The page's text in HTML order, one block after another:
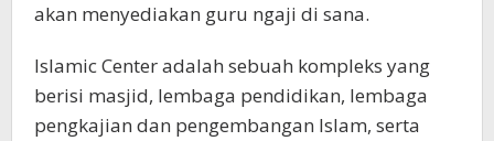
akan menyediakan guru ngaji di sana.
Islamic Center adalah sebuah kompleks yang
berisi masjid, lembaga pendidikan, lembaga
pengkajian dan pengembangan Islam, serta